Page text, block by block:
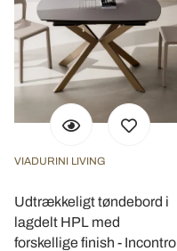
VIADURINI LIVING
Udtrækkeligt tøndebord i
lagdelt HPL med
forskellige finish - Incontro